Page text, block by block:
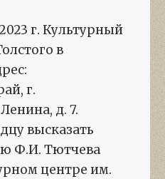
г. Культурный
в
г.
д. 7.
высказать
Ф.И. Тютчева
центре им.